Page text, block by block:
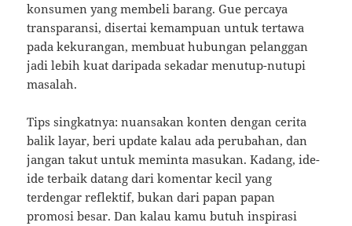
konsumen yang membeli barang. Gue percaya
transparansi, disertai kemampuan untuk tertawa
pada kekurangan, membuat hubungan pelanggan
jadi lebih kuat daripada sekadar menutup-nutupi
masalah.
Tips singkatnya: nuansakan konten dengan cerita
balik layar, beri update kalau ada perubahan, dan
jangan takut untuk meminta masukan. Kadang, ide-
ide terbaik datang dari komentar kecil yang
terdengar reflektif, bukan dari papan papan
promosi besar. Dan kalau kamu butuh inspirasi